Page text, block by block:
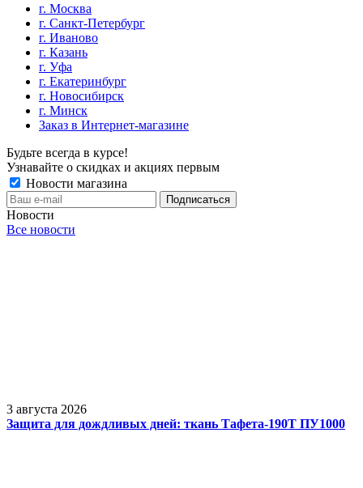
г. Москва
г. Санкт-Петербург
г. Иваново
г. Казань
г. Уфа
г. Екатеринбург
г. Новосибирск
г. Минск
Заказ в Интернет-магазине
Будьте всегда в курсе!
Узнавайте о скидках и акциях первым
Новости магазина
Новости
Все новости
3 августа 2026
Защита для дождливых дней: ткань Тафета-190Т ПУ1000